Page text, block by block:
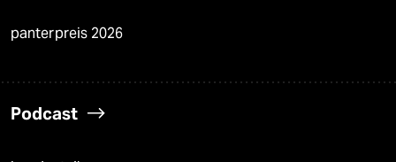
panterpreis 2026
Podcast